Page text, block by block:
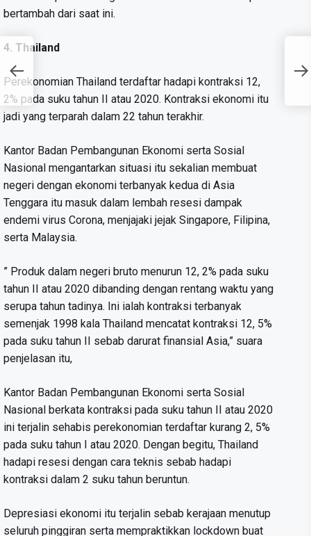
bertambah dari saat ini.
4. Thailand
Perekonomian Thailand terdaftar hadapi kontraksi 12,
2% pada suku tahun II atau 2020. Kontraksi ekonomi itu
jadi yang terparah dalam 22 tahun terakhir.
Kantor Badan Pembangunan Ekonomi serta Sosial
Nasional mengantarkan situasi itu sekalian membuat
negeri dengan ekonomi terbanyak kedua di Asia
Tenggara itu masuk dalam lembah resesi dampak
endemi virus Corona, menjajaki jejak Singapore, Filipina,
serta Malaysia.
” Produk dalam negeri bruto menurun 12, 2% pada suku
tahun II atau 2020 dibanding dengan rentang waktu yang
serupa tahun tadinya. Ini ialah kontraksi terbanyak
semenjak 1998 kala Thailand mencatat kontraksi 12, 5%
pada suku tahun II sebab darurat finansial Asia,” suara
penjelasan itu,
Kantor Badan Pembangunan Ekonomi serta Sosial
Nasional berkata kontraksi pada suku tahun II atau 2020
ini terjalin sehabis perekonomian terdaftar kurang 2, 5%
pada suku tahun I atau 2020. Dengan begitu, Thailand
hadapi resesi dengan cara teknis sebab hadapi
kontraksi dalam 2 suku tahun beruntun.
Depresiasi ekonomi itu terjalin sebab kerajaan menutup
seluruh pinggiran serta mempraktikkan lockdown buat